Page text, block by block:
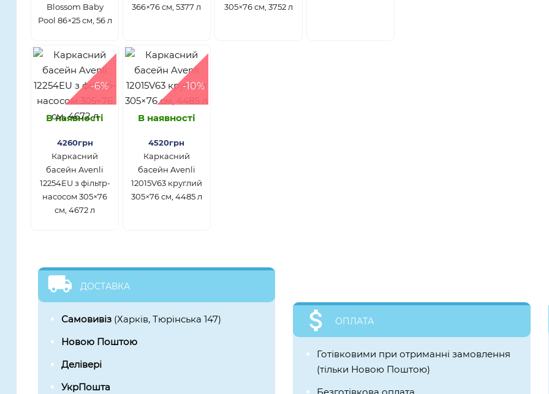
Blossom Baby
Pool 86×25 см, 56 л
366×76 см, 5377 л
305×76 см, 3752 л
-6%
В наявності
4260грн
Каркасний
басейн Avenli
12254EU з фільтр-
насосом 305×76
см, 4672 л
-10%
В наявності
4520грн
Каркасний
басейн Avenli
12015V63 круглий
305×76 см, 4485 л
ДОСТАВКА
Самовивіз (Харків, Тюрінська 147)
Новою Поштою
Делівері
УкрПошта
ОПЛАТА
Готівковими при отриманні замовлення
(тільки Новою Поштою)